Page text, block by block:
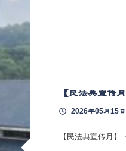
【民法典宣传
2026年05月15日
【民法典宣传月